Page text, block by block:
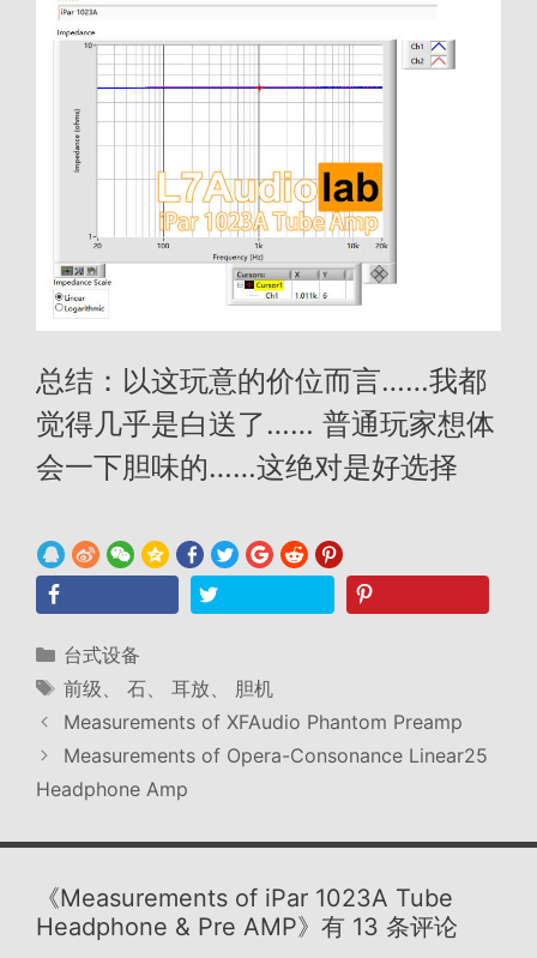
总结：以这玩意的价位而言……我都
觉得几乎是白送了…… 普通玩家想体
会一下胆味的……这绝对是好选择
分
类
台式设备
标
签
前级、 石、 耳放、 胆机
Measurements of XFAudio Phantom Preamp
Measurements of Opera-Consonance Linear25
Headphone Amp
《Measurements of iPar 1023A Tube
Headphone & Pre AMP》有 13 条评论